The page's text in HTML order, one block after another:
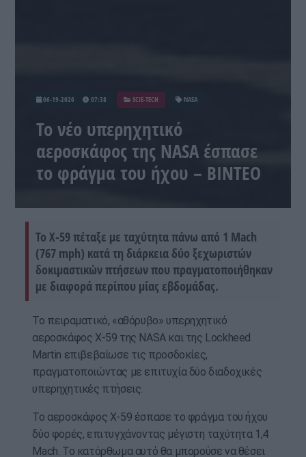
06-19-2026 07:38 SCIE-TECH NASA
Το νέο υπερηχητικό
αεροσκάφος της NASA έσπασε
το φράγμα του ήχου – BINTEO
Το X-59 πέταξε με ταχύτητα πάνω από 1 Mach
(767 mph) κατά τη διάρκεια δύο ξεχωριστών
δοκιμαστικών πτήσεων που πραγματοποιήθηκαν
με διαφορά περίπου μίας εβδομάδας.
Το πειραματικό, «αθόρυβο» υπερηχητικό
αεροσκάφος X-59 της NASA και της Lockheed
Martin επιβεβαίωσε τις προσδοκίες,
πραγματοποιώντας με επιτυχία δύο διαδοχικές
υπερηχητικές πτήσεις.
Το αεροσκάφος X-59 έσπασε το φράγμα του ήχου
δύο φορές, επιτυγχάνοντας μέγιστη ταχύτητα 1,4
Mach. Το κατόρθωμα αυτό θα μπορούσε να θέσει